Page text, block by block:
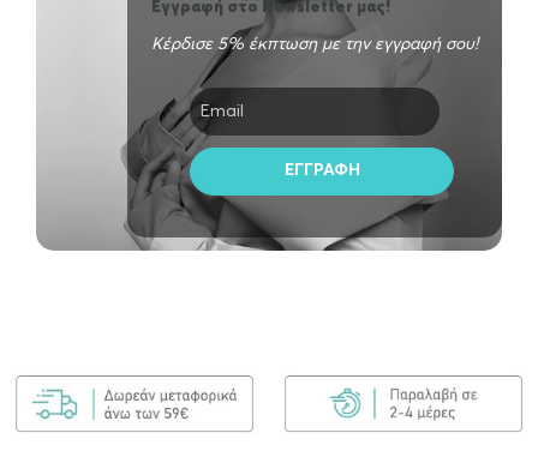
3VE Maestri Scovoli 0211
€
ΠΡΟΣΘΉΚΗ ΣΤΟ ΚΑΛΆΘΙ
Εγγραφή στο Newsletter μας!
Κέρδισε 5% έκπτωση με την εγγραφή σου!